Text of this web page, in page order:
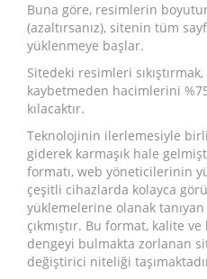
Buna göre, resimlerin
(azaltırsanız), sitenin tüm
yüklenmeye başlar.
Sitedeki resimleri
kaybetmeden hacimlerini
kılacaktır.
Teknolojinin ilerlemesiyle
giderek karmaşık hale
formatı, web yöneticilerinin
çeşitli cihazlarda kolayca
yüklemelerine olanak
çıkmıştır. Bu format, kalite
dengeyi bulmakta zorlanan
değiştirici niteliği